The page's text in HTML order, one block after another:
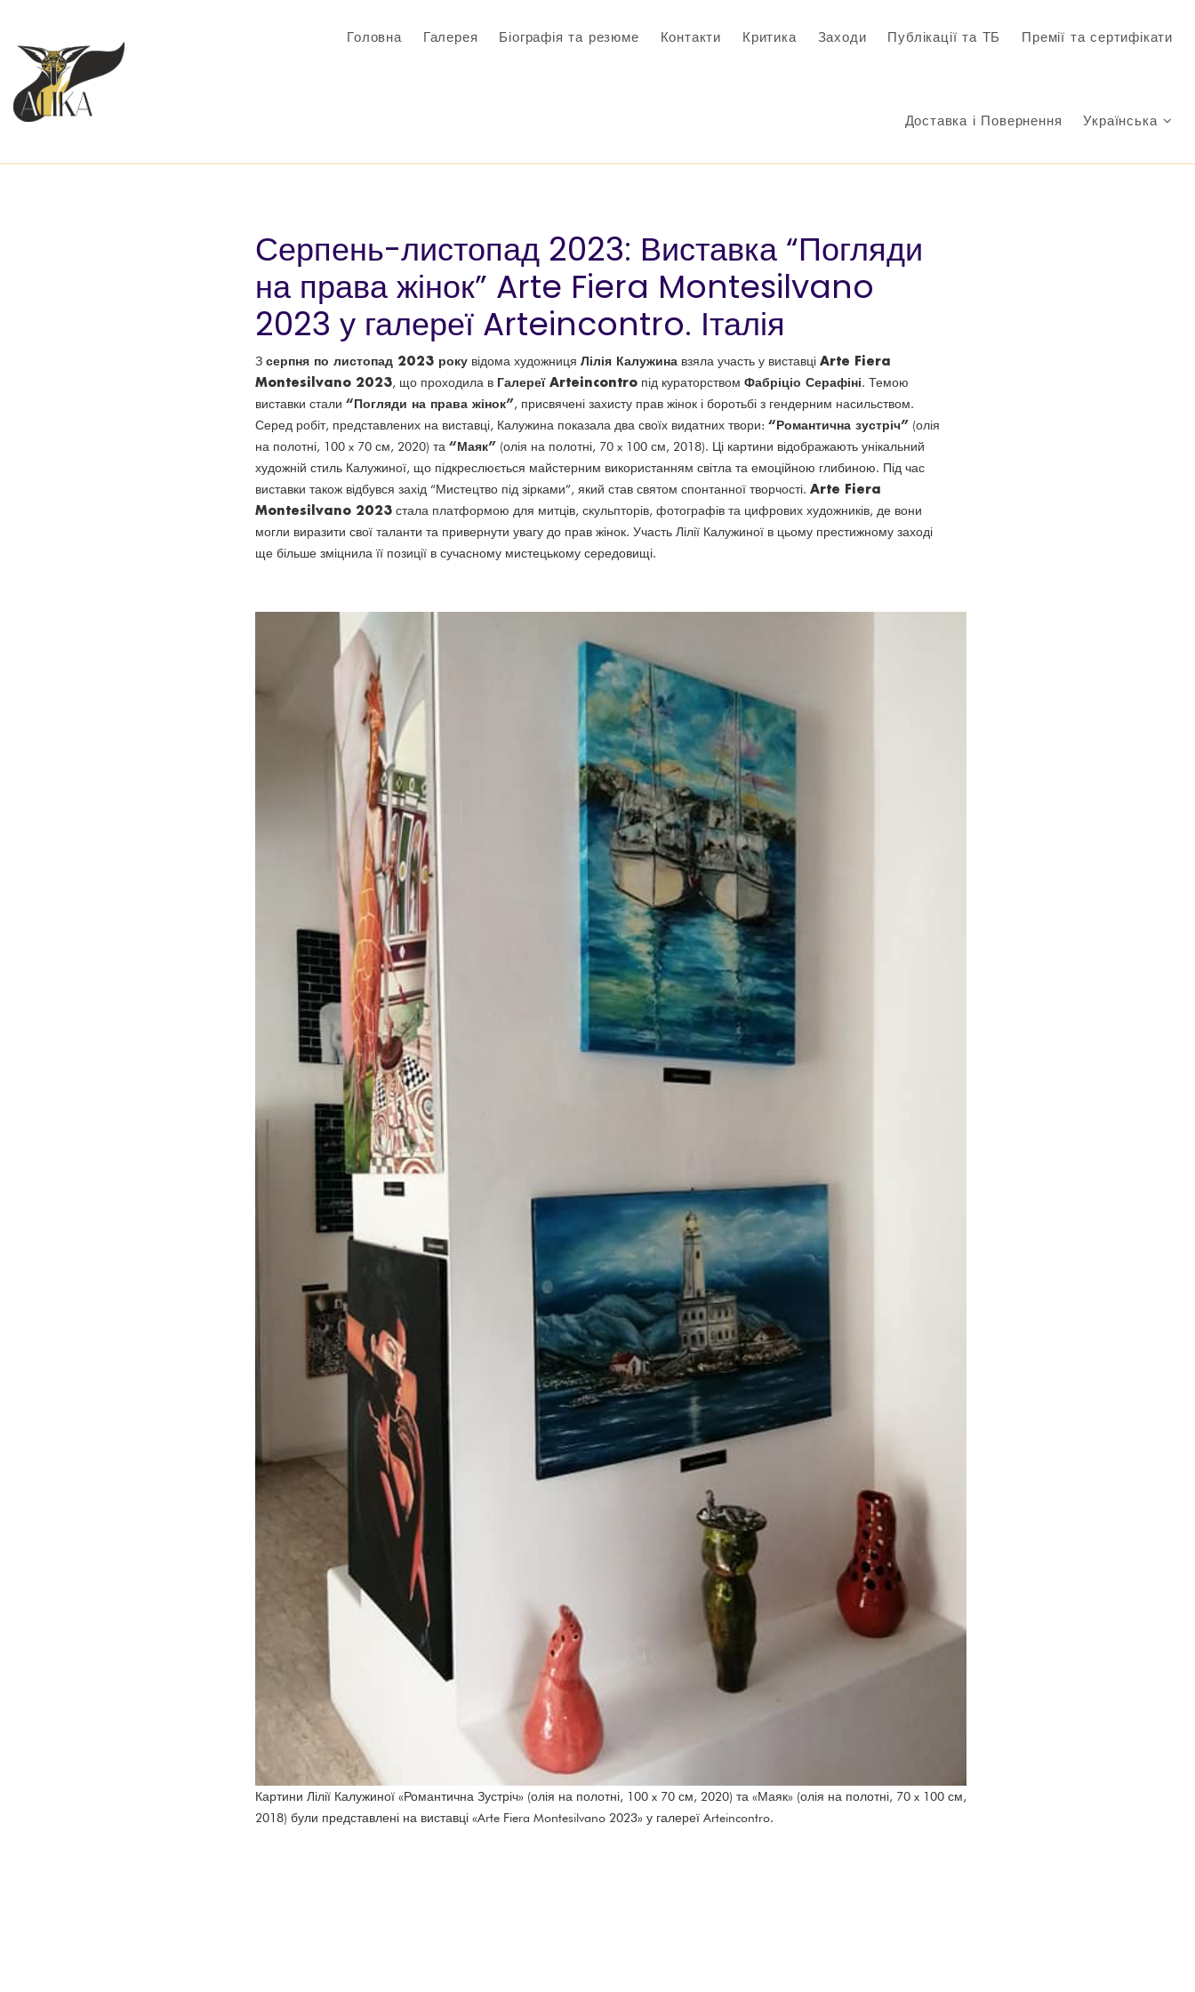
Головна Галерея Біографія та резюме Контакти Критика Заходи Публікації та ТБ Премії та сертифікати
Доставка і Повернення Українська
Серпень-листопад 2023: Виставка “Погляди
на права жінок” Arte Fiera Montesilvano
2023 у галереї Arteincontro. Італія
З серпня по листопад 2023 року відома художниця Лілія Калужина взяла участь у виставці Arte Fiera
Montesilvano 2023, що проходила в Галереї Arteincontro під кураторством Фабріціо Серафіні. Темою
виставки стали “Погляди на права жінок”, присвячені захисту прав жінок і боротьбі з гендерним насильством.
Серед робіт, представлених на виставці, Калужина показала два своїх видатних твори: “Романтична зустріч” (олія
на полотні, 100 x 70 см, 2020) та “Маяк” (олія на полотні, 70 x 100 см, 2018). Ці картини відображають унікальний
художній стиль Калужиної, що підкреслюється майстерним використанням світла та емоційною глибиною. Під час
виставки також відбувся захід “Мистецтво під зірками”, який став святом спонтанної творчості. Arte Fiera
Montesilvano 2023 стала платформою для митців, скульпторів, фотографів та цифрових художників, де вони
могли виразити свої таланти та привернути увагу до прав жінок. Участь Лілії Калужиної в цьому престижному заході
ще більше зміцнила її позиції в сучасному мистецькому середовищі.
Картини Лілії Калужиної «Романтична Зустріч» (олія на полотні, 100 x 70 см, 2020) та «Маяк» (олія на полотні, 70 x 100 см,
2018) були представлені на виставці «Arte Fiera Montesilvano 2023» у галереї Arteincontro.